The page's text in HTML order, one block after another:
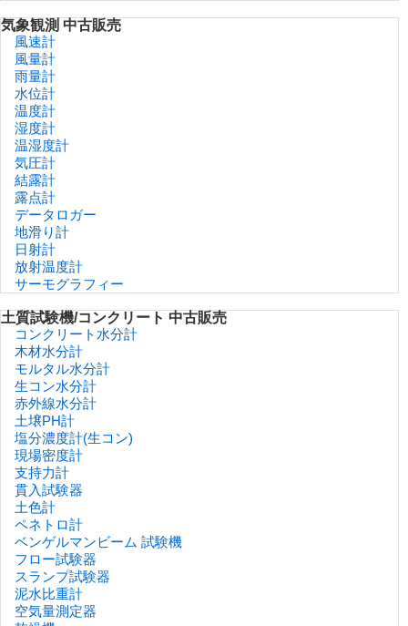
気象観測 中古販売
風速計
風量計
雨量計
水位計
温度計
湿度計
温湿度計
気圧計
結露計
露点計
データロガー
地滑り計
日射計
放射温度計
サーモグラフィー
土質試験機/コンクリート 中古販売
コンクリート水分計
木材水分計
モルタル水分計
生コン水分計
赤外線水分計
土壌PH計
塩分濃度計(生コン)
現場密度計
支持力計
貫入試験器
土色計
ペネトロ計
ベンゲルマンビーム 試験機
フロー試験器
スランプ試験器
泥水比重計
空気量測定器